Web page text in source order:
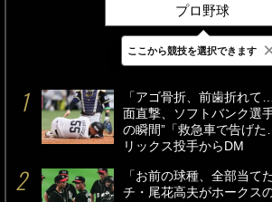
プロ野球
最新 24時間 週
「アゴ骨折、前歯折れ
面直撃、ソフトバンク選
の瞬間”「救急車で告げ
リックス投手からDM
「お前の球種、全部当て
チ・尾花高夫がホークス
ここから競技を選択できます